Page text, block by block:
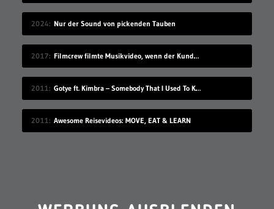
2024 Nur der Sound von pickenden Tauben
2017 Filmcrew filmte Musikvideo, wenn der Kunde grad nicht hingeschaut hat
2011 Gotye ft. Kimbra – Somebody That I Used To Know
2011 Awesome Reisevideos: MOVE, EAT & LEARN